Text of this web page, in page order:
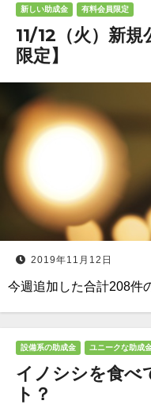
新しい助成金 有料会員限定
11/12（火）新
限定】
2019年11月12日
今週追加した合計208件
設備系の助成金 ユニークな助成
イノシシを食べ
ト？